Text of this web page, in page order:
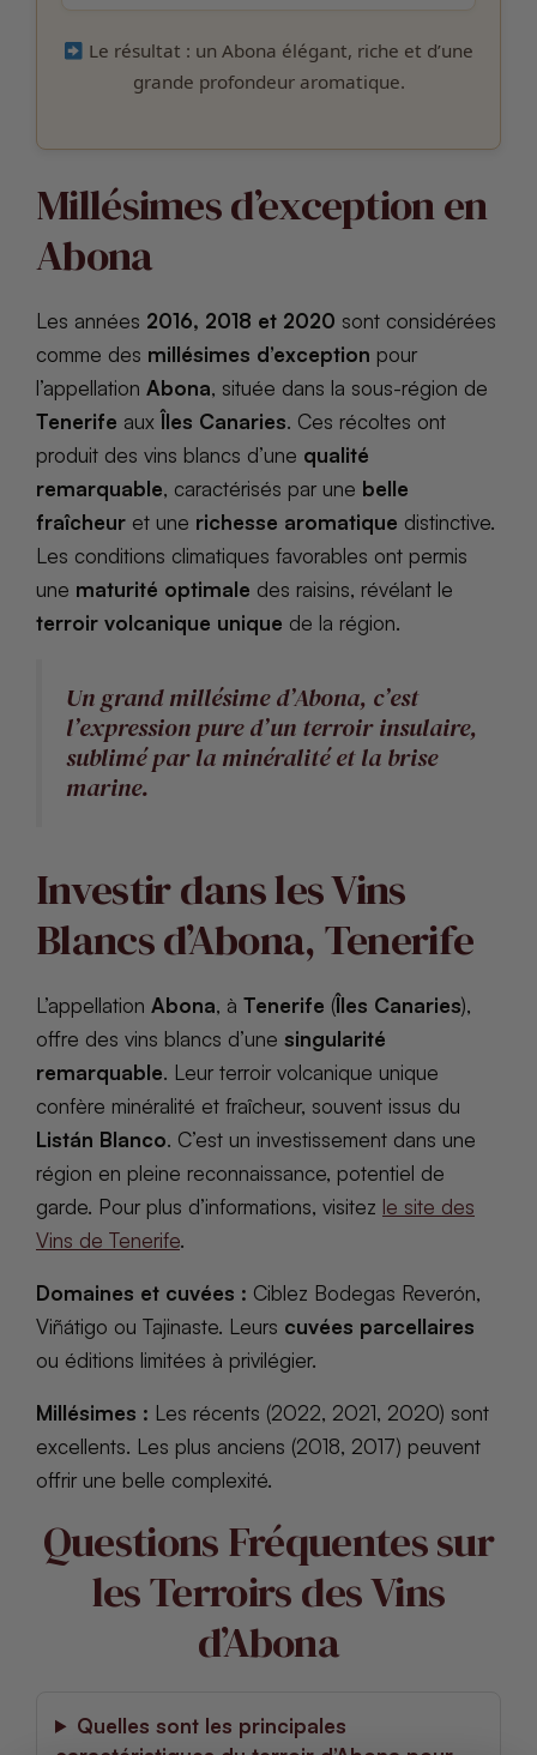
Le résultat : un Abona élégant, riche et d’une
grande profondeur aromatique.
Millésimes d’exception en
Abona
Les années 2016, 2018 et 2020 sont considérées
comme des millésimes d’exception pour
l’appellation Abona, située dans la sous-région de
Tenerife aux Îles Canaries. Ces récoltes ont
produit des vins blancs d’une qualité
remarquable, caractérisés par une belle
fraîcheur et une richesse aromatique distinctive.
Les conditions climatiques favorables ont permis
une maturité optimale des raisins, révélant le
terroir volcanique unique de la région.
Un grand millésime d’Abona, c’est
l’expression pure d’un terroir insulaire,
sublimé par la minéralité et la brise
marine.
Investir dans les Vins
Blancs d’Abona, Tenerife
L’appellation Abona, à Tenerife (Îles Canaries),
offre des vins blancs d’une singularité
remarquable. Leur terroir volcanique unique
confère minéralité et fraîcheur, souvent issus du
Listán Blanco. C’est un investissement dans une
région en pleine reconnaissance, potentiel de
garde. Pour plus d’informations, visitez le site des
Vins de Tenerife.
Domaines et cuvées : Ciblez Bodegas Reverón,
Viñátigo ou Tajinaste. Leurs cuvées parcellaires
ou éditions limitées à privilégier.
Millésimes : Les récents (2022, 2021, 2020) sont
excellents. Les plus anciens (2018, 2017) peuvent
offrir une belle complexité.
Questions Fréquentes sur
les Terroirs des Vins
d’Abona
Quelles sont les principales